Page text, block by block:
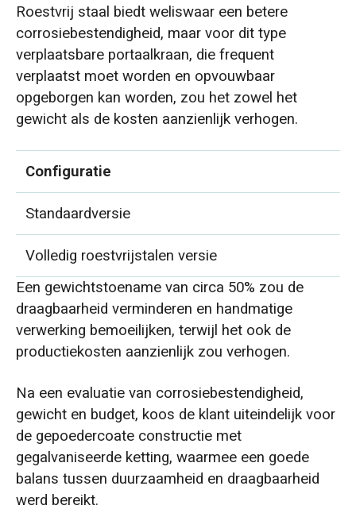
Roestvrij staal biedt weliswaar een betere
corrosiebestendigheid, maar voor dit type
verplaatsbare portaalkraan, die frequent
verplaatst moet worden en opvouwbaar
opgeborgen kan worden, zou het zowel het
gewicht als de kosten aanzienlijk verhogen.
Configuratie
Standaardversie
Volledig roestvrijstalen versie
Een gewichtstoename van circa 50% zou de
draagbaarheid verminderen en handmatige
verwerking bemoeilijken, terwijl het ook de
productiekosten aanzienlijk zou verhogen.
Na een evaluatie van corrosiebestendigheid,
gewicht en budget, koos de klant uiteindelijk voor
de gepoedercoate constructie met
gegalvaniseerde ketting, waarmee een goede
balans tussen duurzaamheid en draagbaarheid
werd bereikt.